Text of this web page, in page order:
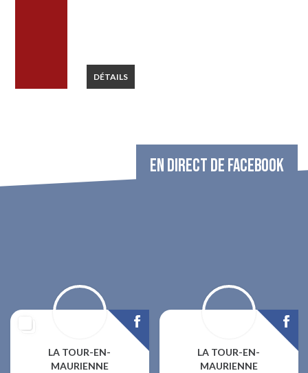
DÉTAILS
EN DIRECT DE FACEBOOK
LA TOUR-EN-
MAURIENNE
LA TOUR-EN-
MAURIENNE